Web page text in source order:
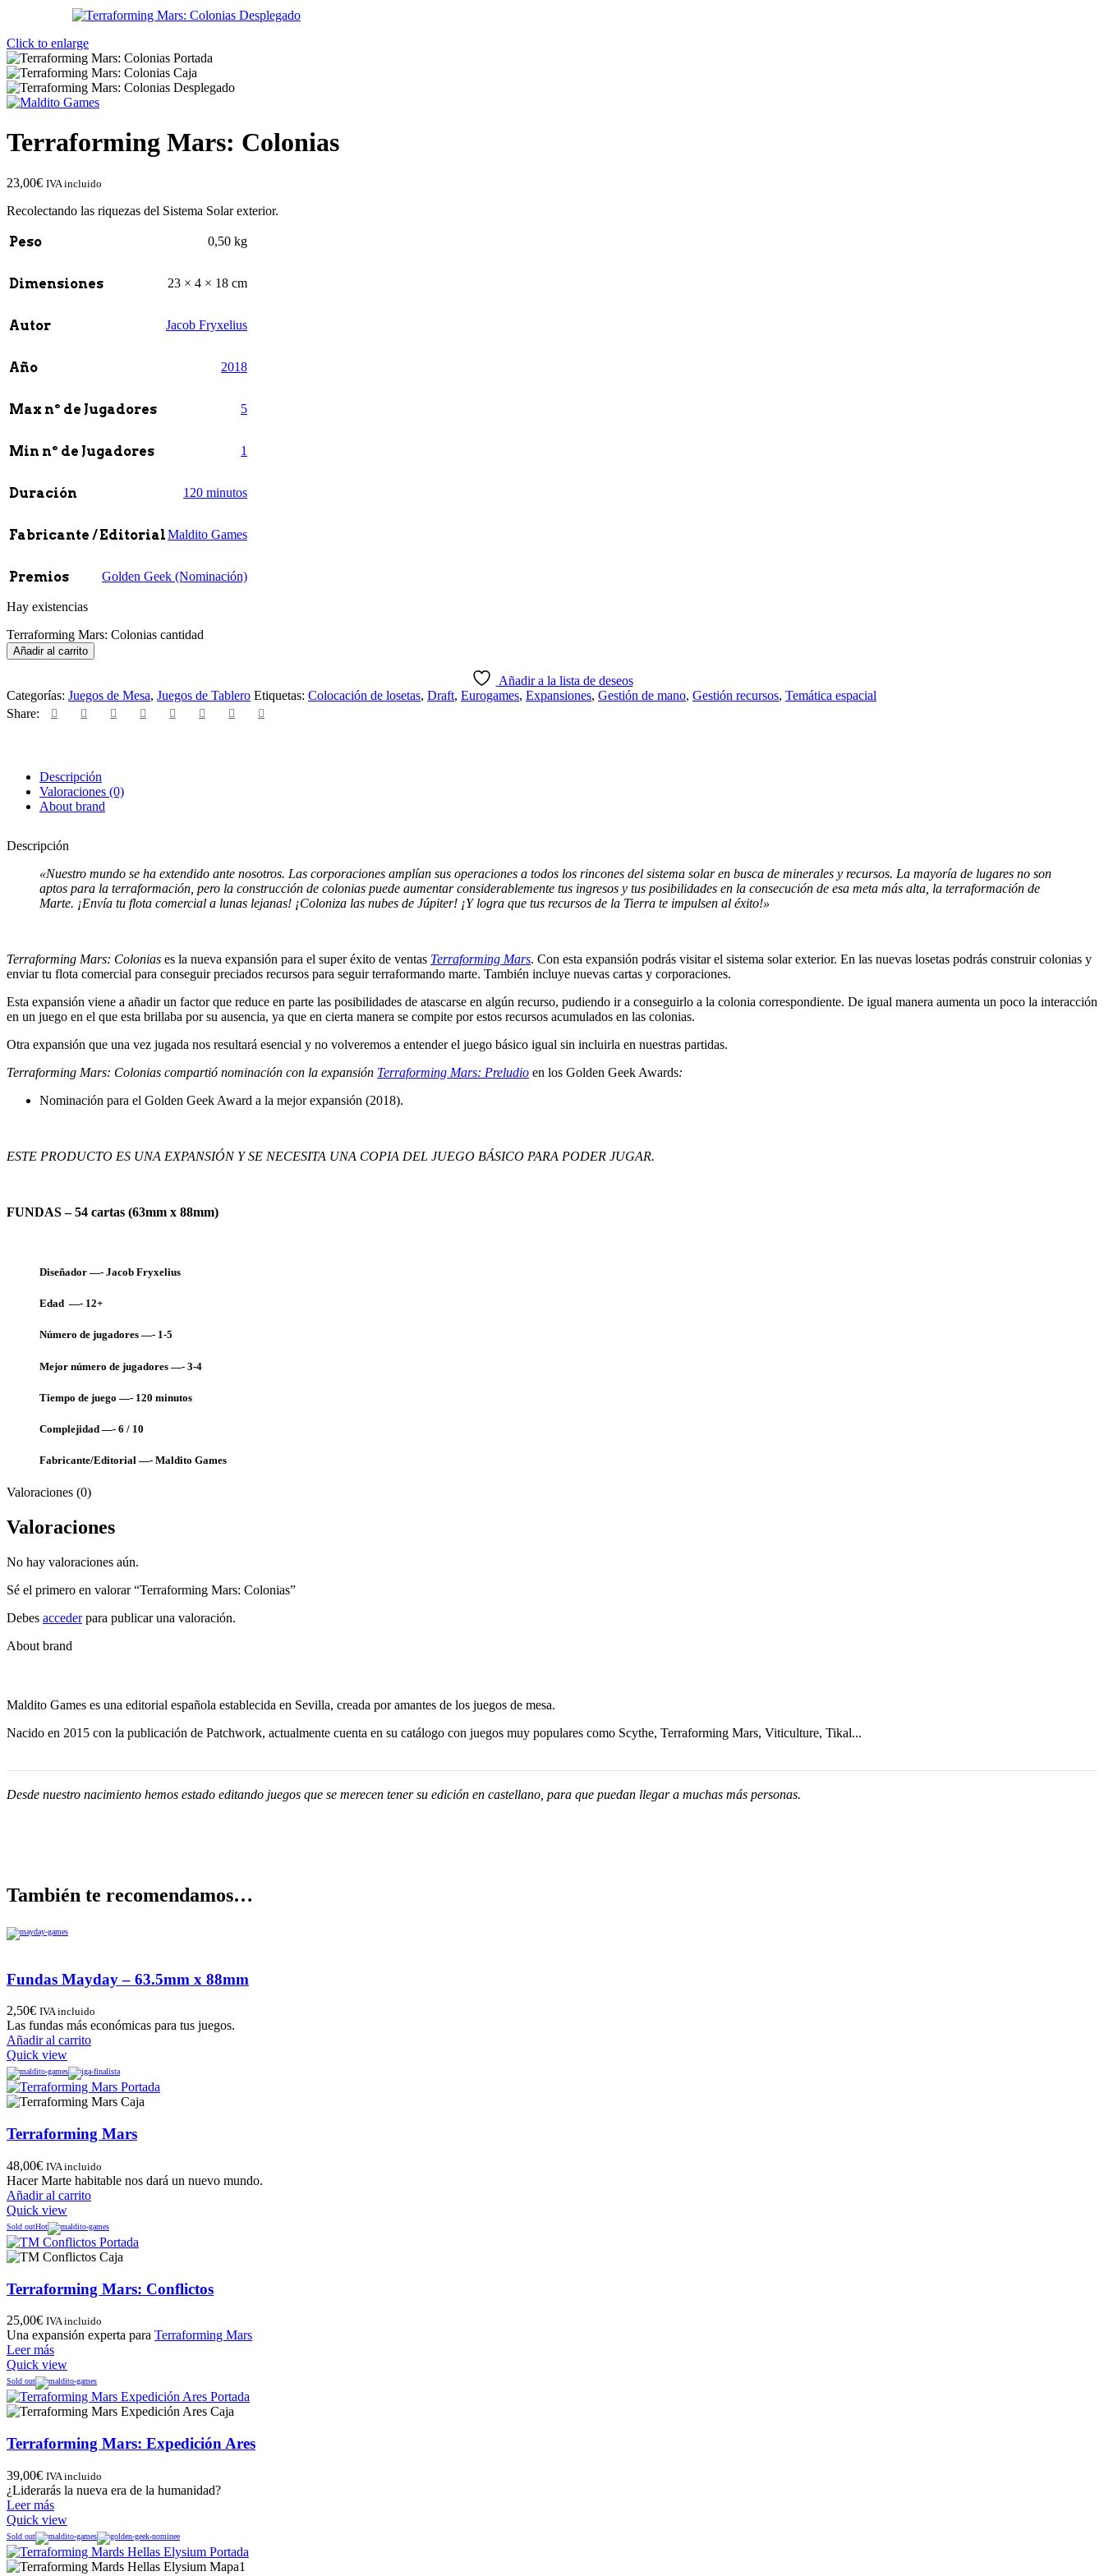
Click to enlarge
Terraforming Mars: Colonias
23,00€ IVA incluido
Recolectando las riquezas del Sistema Solar exterior.
Peso 0,50 kg
Dimensiones 23 × 4 × 18 cm
Autor Jacob Fryxelius
Año 2018
Max nº de Jugadores 5
Min nº de Jugadores 1
Duración 120 minutos
Fabricante / EditorialMaldito Games
Premios Golden Geek (Nominación)
Hay existencias
Terraforming Mars: Colonias cantidad
Añadir al carrito
Añadir a la lista de deseos
Categorías: Juegos de Mesa, Juegos de Tablero Etiquetas: Colocación de losetas, Draft, Eurogames, Expansiones, Gestión de mano, Gestión recursos, Temática espacial
Share:
Descripción
Valoraciones (0)
About brand
Descripción
«Nuestro mundo se ha extendido ante nosotros. Las corporaciones amplían sus operaciones a todos los rincones del sistema solar en busca de minerales y recursos. La mayoría de lugares no son
aptos para la terraformación, pero la construcción de colonias puede aumentar considerablemente tus ingresos y tus posibilidades en la consecución de esa meta más alta, la terraformación de
Marte. ¡Envía tu flota comercial a lunas lejanas! ¡Coloniza las nubes de Júpiter! ¡Y logra que tus recursos de la Tierra te impulsen al éxito!»
Terraforming Mars: Colonias es la nueva expansión para el super éxito de ventas Terraforming Mars. Con esta expansión podrás visitar el sistema solar exterior. En las nuevas losetas podrás construir colonias y
enviar tu flota comercial para conseguir preciados recursos para seguir terraformando marte. También incluye nuevas cartas y corporaciones.
Esta expansión viene a añadir un factor que reduce en parte las posibilidades de atascarse en algún recurso, pudiendo ir a conseguirlo a la colonia correspondiente. De igual manera aumenta un poco la interacción
en un juego en el que esta brillaba por su ausencia, ya que en cierta manera se compite por estos recursos acumulados en las colonias.
Otra expansión que una vez jugada nos resultará esencial y no volveremos a entender el juego básico igual sin incluirla en nuestras partidas.
Terraforming Mars: Colonias compartió nominación con la expansión Terraforming Mars: Preludio en los Golden Geek Awards:
Nominación para el Golden Geek Award a la mejor expansión (2018).
ESTE PRODUCTO ES UNA EXPANSIÓN Y SE NECESITA UNA COPIA DEL JUEGO BÁSICO PARA PODER JUGAR.
FUNDAS – 54 cartas (63mm x 88mm)
Diseñador —- Jacob Fryxelius
Edad —- 12+
Número de jugadores —- 1-5
Mejor número de jugadores —- 3-4
Tiempo de juego —- 120 minutos
Complejidad —- 6 / 10
Fabricante/Editorial —- Maldito Games
Valoraciones (0)
Valoraciones
No hay valoraciones aún.
Sé el primero en valorar “Terraforming Mars: Colonias”
Debes accederpara publicar una valoración.
About brand
Maldito Games es una editorial española establecida en Sevilla, creada por amantes de los juegos de mesa.
Nacido en 2015 con la publicación de Patchwork, actualmente cuenta en su catálogo con juegos muy populares como Scythe, Terraforming Mars, Viticulture, Tikal...
Desde nuestro nacimiento hemos estado editando juegos que se merecen tener su edición en castellano, para que puedan llegar a muchas más personas.
También te recomendamos…
Fundas Mayday – 63.5mm x 88mm
2,50€ IVA incluido
Las fundas más económicas para tus juegos.
Añadir al carrito
Quick view
Terraforming Mars
48,00€ IVA incluido
Hacer Marte habitable nos dará un nuevo mundo.
Añadir al carrito
Quick view
Sold outHot
Terraforming Mars: Conflictos
25,00€ IVA incluido
Una expansión experta para Terraforming Mars
Leer más
Quick view
Sold out
Terraforming Mars: Expedición Ares
39,00€ IVA incluido
¿Liderarás la nueva era de la humanidad?
Leer más
Quick view
Sold out